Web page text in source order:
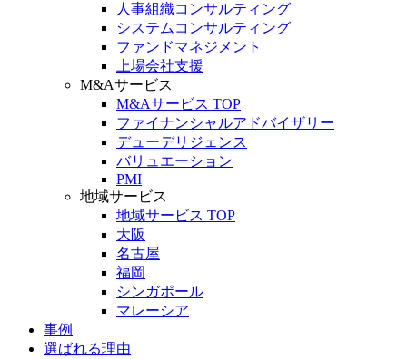
人事組織コンサルティング
システムコンサルティング
ファンドマネジメント
上場会社支援
M&Aサービス
M&Aサービス TOP
ファイナンシャルアドバイザリー
デューデリジェンス
バリュエーション
PMI
地域サービス
地域サービス TOP
大阪
名古屋
福岡
シンガポール
マレーシア
事例
選ばれる理由